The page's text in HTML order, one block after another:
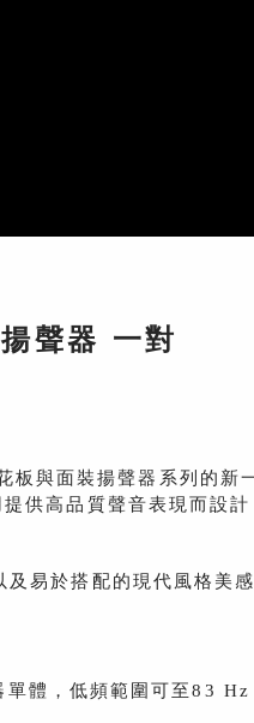
聲器 一對
板與面裝揚聲器系列的
供高品質聲音表現而設
易於搭配的現代風格美
體，低頻範圍可至83